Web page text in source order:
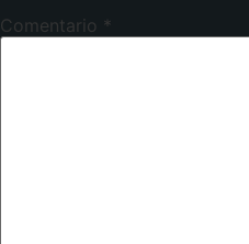
Comentario *